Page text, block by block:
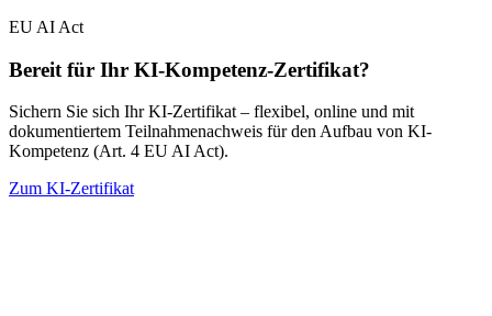
EU AI Act
Bereit für Ihr KI-Kompetenz-Zertifikat?
Sichern Sie sich Ihr KI-Zertifikat – flexibel, online und mit
dokumentiertem Teilnahmenachweis für den Aufbau von KI-
Kompetenz (Art. 4 EU AI Act).
Zum KI-Zertifikat